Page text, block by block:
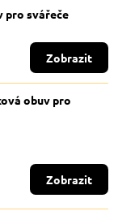
pro svářeče
Zobrazit
obuv pro
Zobrazit